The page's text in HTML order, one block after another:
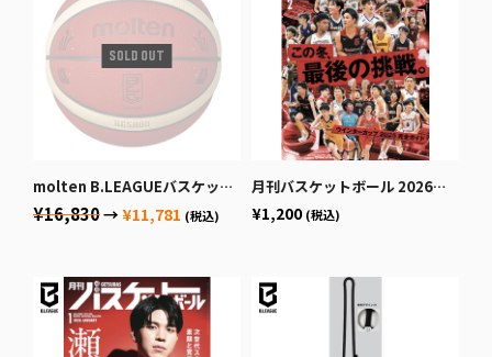
molten B.LEAGUEバスケットボール公式試合球
¥16,830→¥11,781 (税込)
月刊バスケットボール 2026年2月号 (発売日2025年12月19日)
¥1,200 (税込)